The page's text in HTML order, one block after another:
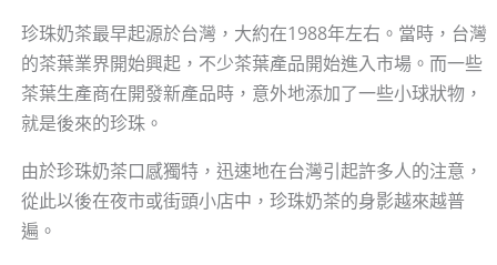
珍珠奶茶最早起源於台灣，大約在1988年左右。當時，台灣
的茶葉業界開始興起，不少茶葉產品開始進入市場。而一些
茶葉生產商在開發新產品時，意外地添加了一些小球狀物，
就是後來的珍珠。
由於珍珠奶茶口感獨特，迅速地在台灣引起許多人的注意，
從此以後在夜市或街頭小店中，珍珠奶茶的身影越來越普
遍。